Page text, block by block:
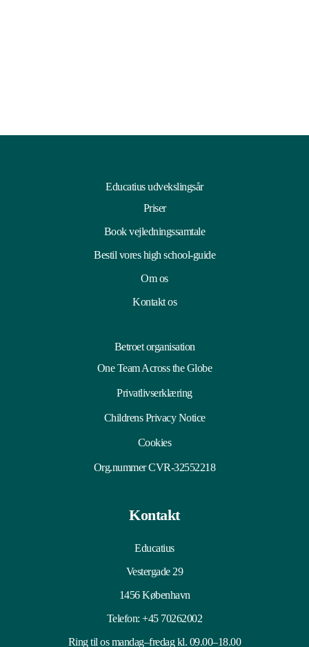
Educatius udvekslingsår
Priser
Book vejledningssamtale
Bestil vores high school-guide
Om os
Kontakt os
Betroet organisation
One Team Across the Globe
Privatlivserklæring
Childrens Privacy Notice
Cookies
Org.nummer CVR-32552218
Kontakt
Educatius
Vestergade 29
1456 København
Telefon:+45 70262002
Ring til os mandag–fredag kl. 09.00–18.00